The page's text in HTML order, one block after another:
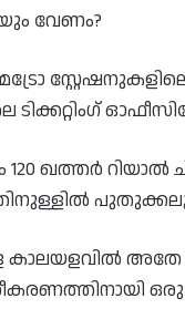
വേണം?
120 ഖത്തർ
കാലയളവിൽ
ഒരു